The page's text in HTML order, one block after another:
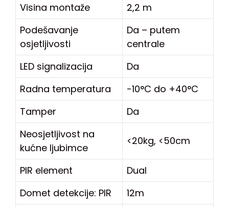
Visina montaže
2,2 m
Podešavanje
osjetljivosti
Da – putem
centrale
LED signalizacija
Da
Radna temperatura
-10°C do +40°C
Tamper
Da
Neosjetljivost na
kućne ljubimce
<20kg, <50cm
PIR element
Dual
Domet detekcije: PIR
12m